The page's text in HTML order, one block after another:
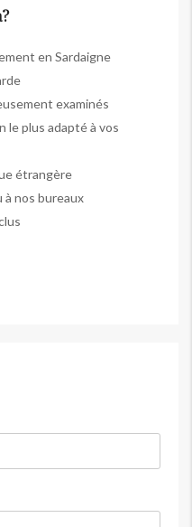
en Sardaigne
examinés
le plus adapté à vos
étrangère
à nos bureaux